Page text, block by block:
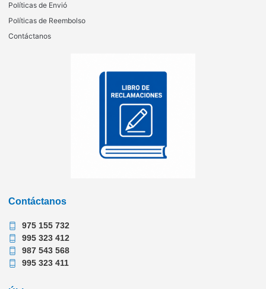
Políticas de Envió
Políticas de Reembolso
Contáctanos
Contáctanos
975 155 732
995 323 412
987 543 568
995 323 411